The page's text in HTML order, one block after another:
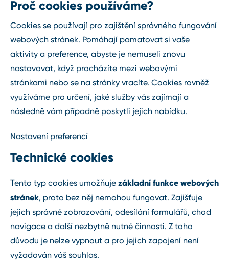
Proč cookies používáme?
Cookies se používají pro zajištění správného fungování
webových stránek. Pomáhají pamatovat si vaše
aktivity a preference, abyste je nemuseli znovu
nastavovat, když procházíte mezi webovými
stránkami nebo se na stránky vracíte. Cookies rovněž
využíváme pro určení, jaké služby vás zajímají a
následně vám případně poskytli jejich nabídku.
Nastavení preferencí
Technické cookies
Tento typ cookies umožňuje základní funkce webových
stránek, proto bez něj nemohou fungovat. Zajišťuje
jejich správné zobrazování, odesílání formulářů, chod
navigace a další nezbytně nutné činnosti. Z toho
důvodu je nelze vypnout a pro jejich zapojení není
vyžadován váš souhlas.